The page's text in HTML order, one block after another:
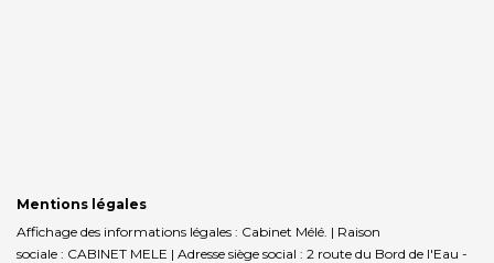
Mentions légales
Affichage des informations légales : Cabinet Mélé. | Raison
sociale : CABINET MELE | Adresse siège social : 2 route du Bord de l'Eau -